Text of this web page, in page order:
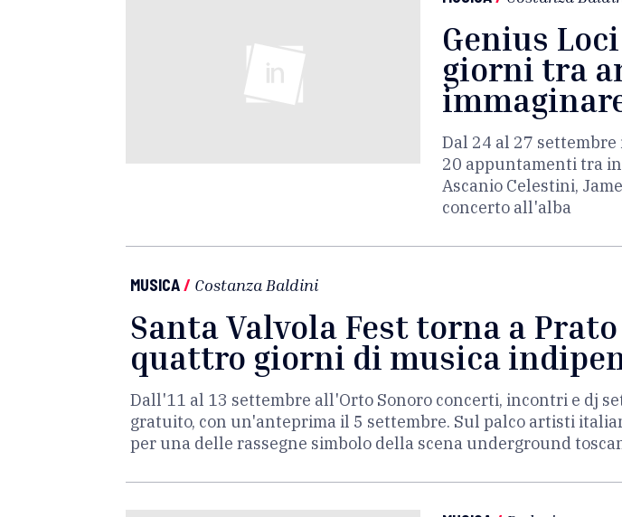
Genius
giorni tra
Dal 24 al 27
20 appuntamenti tra
Ascanio Celestini,
concerto all'alba
MUSICA/ Costanza Baldini
Santa Valvola Fest torna a
quattro giorni di musica
Dall'11 al 13 settembre all'Orto Sonoro concerti, incontri e dj
gratuito, con un'anteprima il 5 settembre. Sul palco artisti
per una delle rassegne simbolo della scena underground